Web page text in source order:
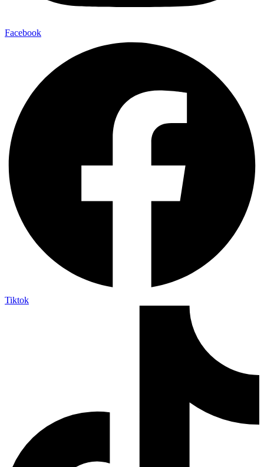
Facebook
Tiktok